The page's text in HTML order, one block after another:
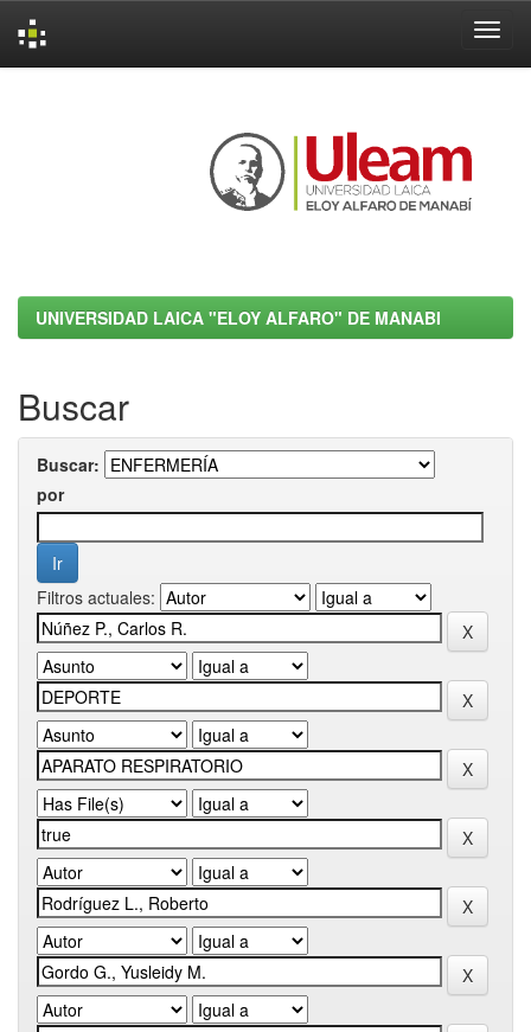
UNIVERSIDAD LAICA "ELOY ALFARO" DE MANABI
Buscar
Buscar:
por
Filtros actuales: